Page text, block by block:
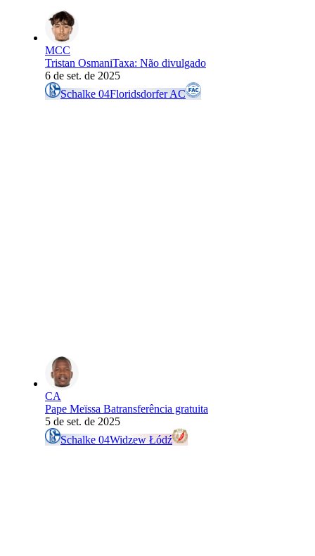
MCC
Tristan OsmaniTaxa: Não divulgado
6 de set. de 2025
Schalke 04Floridsdorfer AC
CA
Pape Meïssa Batransferência gratuita
5 de set. de 2025
Schalke 04Widzew Łódź